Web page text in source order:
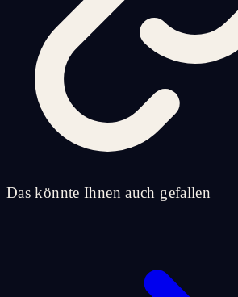
Das könnte Ihnen auch gefallen